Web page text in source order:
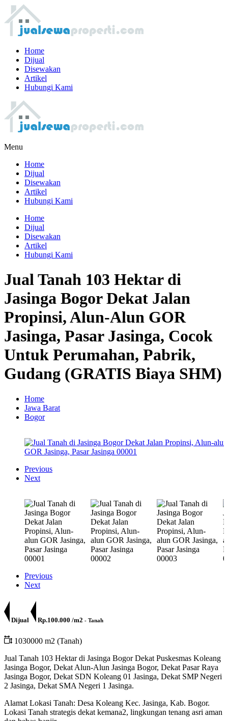
Home
Dijual
Disewakan
Artikel
Hubungi Kami
Menu
Home
Dijual
Disewakan
Artikel
Hubungi Kami
Home
Dijual
Disewakan
Artikel
Hubungi Kami
Jual Tanah 103 Hektar di
Jasinga Bogor Dekat Jalan
Propinsi, Alun-Alun GOR
Jasinga, Pasar Jasinga, Cocok
Untuk Perumahan, Pabrik,
Gudang (GRATIS Biaya SHM)
Home
Jawa Barat
Bogor
Previous
Next
Previous
Next
Dijual Rp.100.000 /m2 - Tanah
1030000 m2 (Tanah)
Jual Tanah 103 Hektar di Jasinga Bogor Dekat Puskesmas Koleang
Jasinga Bogor, Dekat Alun-Alun Jasinga Bogor, Dekat Pasar Raya
Jasinga Bogor, Dekat SDN Koleang 01 Jasinga, Dekat SMP Negeri
2 Jasinga, Dekat SMA Negeri 1 Jasinga.
Alamat Lokasi Tanah: Desa Koleang Kec. Jasinga, Kab. Bogor.
Lokasi Tanah strategis dekat kemana2, lingkungan tenang asri aman